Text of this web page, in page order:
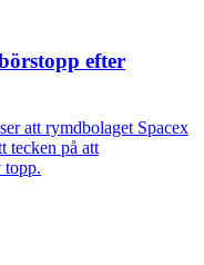
efter
att rymdbolaget Spacex
tecken på att
topp.